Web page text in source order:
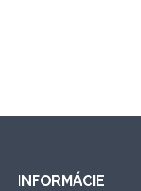
INFORMÁCIE